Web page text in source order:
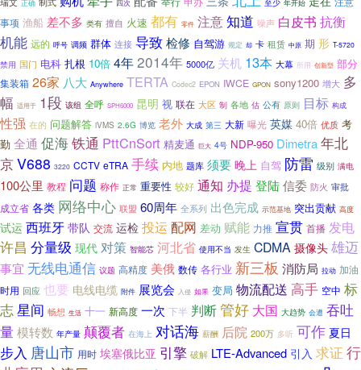
正确 四次 至少 年开始
事项 渔船 差不多 类有 擅自 火速 都有 零件 注意知道 噪声 白皮书 抗衡
机能 远的 呼号 调频 群体 连接 导致检修 自驾游 规定 却 卡 租赁 中原 期 形 T-5720
禁用 国门 电科 扎根 10倍 4年2014年 5000亿 关机 13本 大幕 所用 创新型 部分
集装箱 26家 八大 Anywhere TERTA Codec2 EPON IWCE GPON sony1200 增大 多
幅 适用于 1段 该组 全呼 SPH6000 昆明 视 联在 大区 制 各地 估 公有 原则 目标 构成
性强 在的 问题解答 iVMS 2.6G 博览 老外 大成 第三 大新 曝光 英媒 40倍 优质 考
勤 全通 促海铁通 PttCnSort 精麦通 巨大 4号 NDP-950 Dimetra年北
京V688 3220 CCTV eTRA 手续 内地 题库 须要 晚上 自驾 防雷 级别 满电
100公里 教程 问题 称作 正常 重要性 较好 通知 办提 登陆信委 防火 审批
成立省 各类 网络中心 联盟 60周年 全系列 出色完成 示范基地 突出贡献 高度
试运 西班牙 带队 交流 运检 投运 配网 差动 赋能 力推 宣贯 首播 发电
许昌 分量级 现代 对策 智能芯 河北省 使用不当 发生 CDMA 摄像头 雄迈
事宜 无线电通信 议题 高精度 美俄 数传 各行业 新三板 消防局 拉动 加油
时用 回应 也要 电线电缆 附件 展览会 入侵 如果 变局 物流配送 高手 空中 标
志星间 畅想 生活 十一 新高度 一次 下半 判断管好 大国 大趋势 会遭 吞吐
量模转数 年产量 颠覆者 在海上 对话海 薪酬 后院 200万 多听 可作 夏日
步入 唐山市 用时 埃塞俄比亚 引擎 破解 LTE-Advanced 引入 求证 行